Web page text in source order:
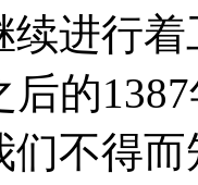
续进行
后的
们不得